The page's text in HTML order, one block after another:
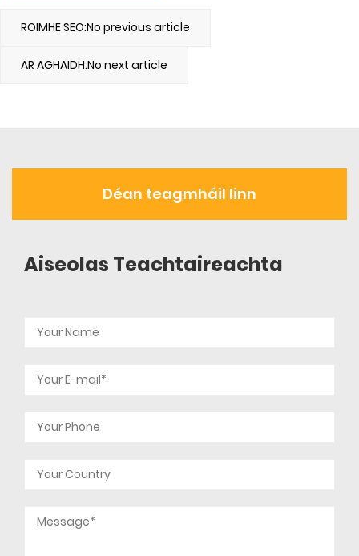
ROIMHE SEO:No previous article
AR AGHAIDH:No next article
Déan teagmháil linn
Aiseolas Teachtaireachta